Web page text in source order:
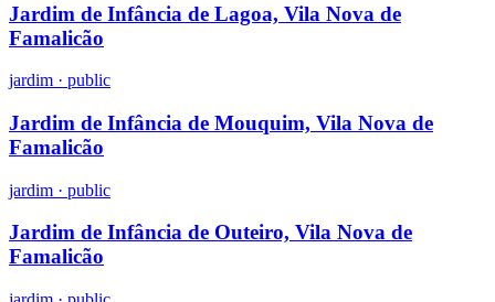
Jardim de Infância de Lagoa, Vila Nova de
Famalicão
jardim · public
Jardim de Infância de Mouquim, Vila Nova de
Famalicão
jardim · public
Jardim de Infância de Outeiro, Vila Nova de
Famalicão